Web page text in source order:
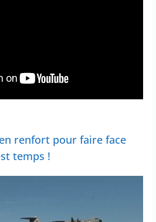
renfort pour faire face
temps !